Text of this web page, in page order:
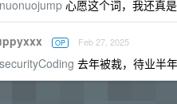
nuonuojump 心愿这个词，我还真
OP Feb 27, 2025
securityCoding 去年被裁，待业半